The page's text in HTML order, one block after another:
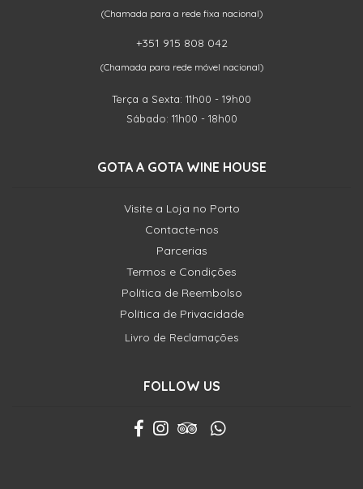
(Chamada para a rede fixa nacional)
+351 915 808 042
(Chamada para rede móvel nacional)
Terça a Sexta: 11h00 - 19h00
Sábado: 11h00 - 18h00
GOTA A GOTA WINE HOUSE
Visite a Loja no Porto
Contacte-nos
Parcerias
Termos e Condições
Política de Reembolso
Política de Privacidade
Livro de Reclamações
FOLLOW US